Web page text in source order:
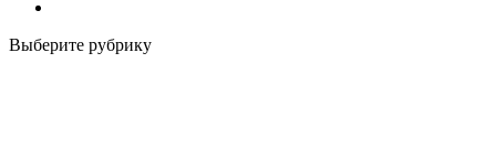
Выберите рубрику